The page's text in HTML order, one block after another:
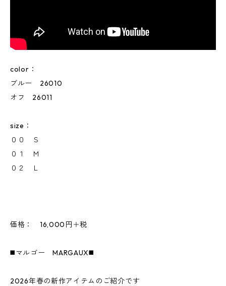
color：
ブルー 26010
オフ 26011
size：
００ Ｓ
０１ Ｍ
０２ Ｌ
価格： 16,000円＋税
◼️マルゴー MARGAUX◼️
2026年春の新作アイテムのご紹介です